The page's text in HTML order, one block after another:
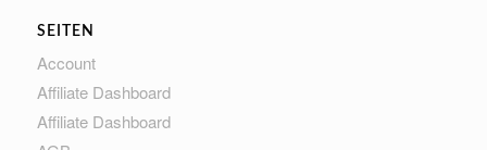
SEITEN
Account
Affiliate Dashboard
Affiliate Dashboard